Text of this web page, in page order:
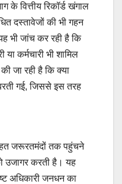
वित्तीय रिकॉर्ड खंगाल
दस्तावेजों की भी गहन
भी जांच कर रही है कि
कर्मचारी भी शामिल
जा रही है कि क्या
गई, जिससे इस तरह
जरूरतमंदों तक पहुंचने
उजागर करती है। यह
अधिकारी जनधन का